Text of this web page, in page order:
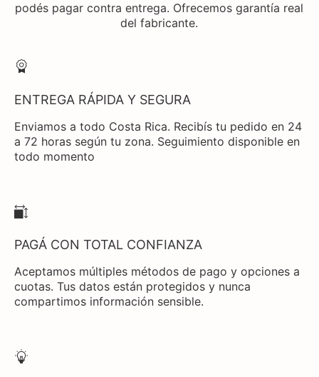
podés pagar contra entrega. Ofrecemos garantía real
del fabricante.
ENTREGA RÁPIDA Y SEGURA
Enviamos a todo Costa Rica. Recibís tu pedido en 24
a 72 horas según tu zona. Seguimiento disponible en
todo momento
PAGÁ CON TOTAL CONFIANZA
Aceptamos múltiples métodos de pago y opciones a
cuotas. Tus datos están protegidos y nunca
compartimos información sensible.